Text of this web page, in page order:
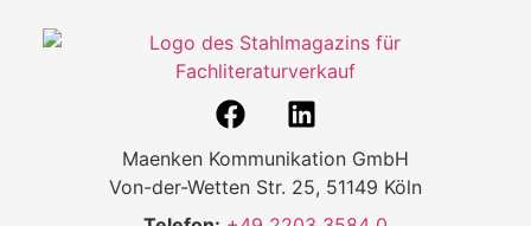
Maenken Kommunikation GmbH
Von-der-Wetten Str. 25, 51149 Köln